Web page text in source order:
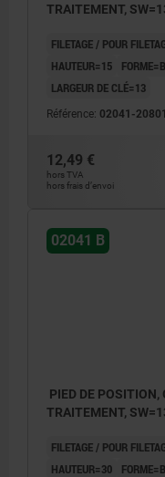
TRAITEMENT,
FILETAGE / POUR
HAUTEUR=15
FORME=B
LARGEUR DE CLÉ=13
Référence: 02041-
12,49 €
hors TVA
hors frais d’envoi
02041 B
PIED DE
TRAITEMENT,
FILETAGE / POUR
HAUTEUR=30
FORME=B